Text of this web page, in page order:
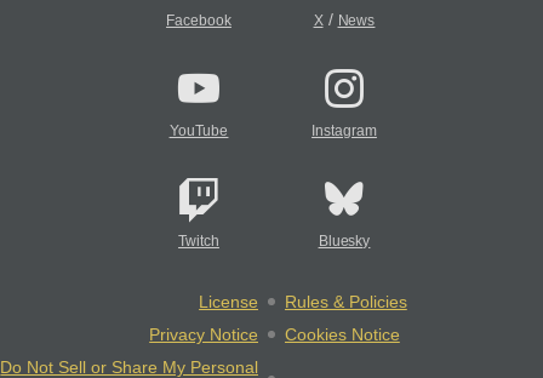
Facebook X/ News
YouTube Instagram
Twitch Bluesky
License
Rules & Policies
Privacy Notice
Cookies Notice
Do Not Sell or Share My Personal